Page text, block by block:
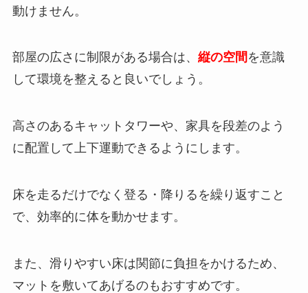
動けません。
部屋の広さに制限がある場合は、 縦の空間 を意識
して環境を整えると良いでしょう。
高さのあるキャットタワーや、家具を段差のよう
に配置して上下運動できるようにします。
床を走るだけでなく登る・降りるを繰り返すこと
で、効率的に体を動かせます。
また、滑りやすい床は関節に負担をかけるため、
マットを敷いてあげるのもおすすめです。